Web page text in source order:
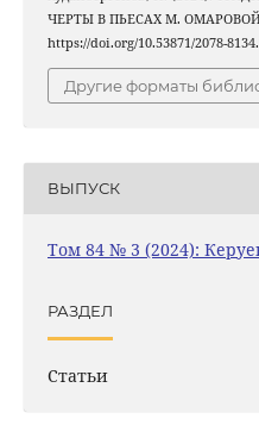
ЧЕРТЫ В ПЬЕСАХ М.
https://doi.org/10.53871/2078-
Другие форматы
ВЫПУСК
Том 84 № 3 (2024):
РАЗДЕЛ
Статьи